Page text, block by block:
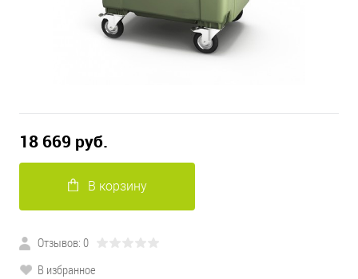
18 669 руб.
В корзину
Отзывов: 0
В избранное